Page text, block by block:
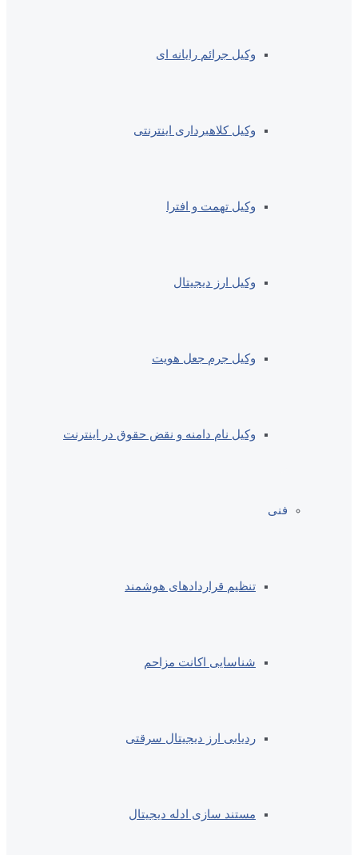
وکیل جرائم رایانه ای
وکیل کلاهبرداری اینترنتی
وکیل تهمت و افترا
وکیل ارز دیجیتال
وکیل جرم جعل هویت
وکیل نام دامنه و نقض حقوق در اینترنت
فنی
تنظیم قراردادهای هوشمند
شناسایی اکانت مزاحم
ردیابی ارز دیجیتال سرقتی
مستند سازی ادله دیجیتال